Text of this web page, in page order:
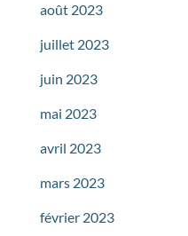
août 2023
juillet 2023
juin 2023
mai 2023
avril 2023
mars 2023
février 2023